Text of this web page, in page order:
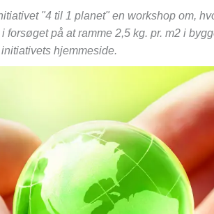
"4 til 1 planet" en workshop om,
forsøget på at ramme 2,5 kg. pr. m2 i
hjemmeside.